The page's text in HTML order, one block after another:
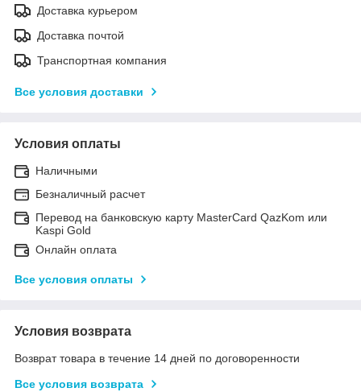
Доставка курьером
Доставка почтой
Транспортная компания
Все условия доставки
Условия оплаты
Наличными
Безналичный расчет
Перевод на банковскую карту MasterCard QazKom или
Kaspi Gold
Онлайн оплата
Все условия оплаты
Условия возврата
Возврат товара в течение 14 дней по договоренности
Все условия возврата